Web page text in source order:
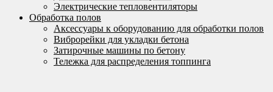
Электрические тепловентиляторы
Обработка полов
Аксессуары к оборудованию для обработки полов
Виброрейки для укладки бетона
Затирочные машины по бетону
Тележка для распределения топпинга